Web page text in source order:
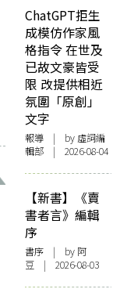
ChatGPT拒生
成模仿作家風
格指令 在世及
已故文豪皆受
限 改提供相近
氛圍「原創」
文字
報導 | by 虛詞編
輯部 | 2026-08-04
【新書】《賣
書者言》編輯
序
書序 | by 阿
豆 | 2026-08-03